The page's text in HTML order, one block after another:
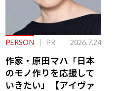
PERSON PR 2026.7.24
作家・原田マハ「日本
のモノ作りを応援して
いきたい」【アイヴァ